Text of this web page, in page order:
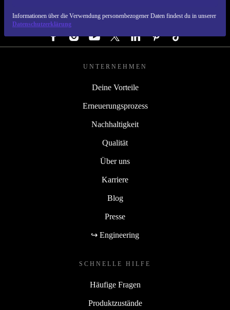
Informationen über die Verwendung personenbezogener Daten findest du in unserer
Datenschutzerklärung
FOLGE UNS
UNTERNEHMEN
Deine Vorteile
Erneuerungsprozess
Nachhaltigkeit
Qualität
Über uns
Karriere
Blog
Presse
↪ Engineering
SCHNELLE HILFE
Häufige Fragen
Produktzustände